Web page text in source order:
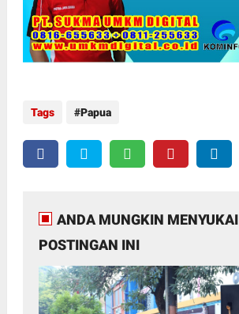
Tags Papua
ANDA MUNGKIN MENYUKAI
POSTINGAN INI